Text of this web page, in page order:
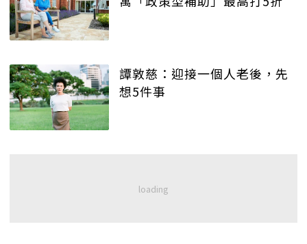
譚敦慈：迎接一個人老後，先
想5件事